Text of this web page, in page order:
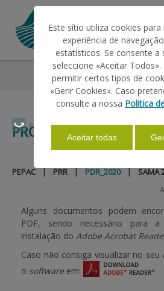
Faça Swipe para ver o menu
AJUDAS/APOIOS
INFORMAÇÕES
ESTATÍSTICAS
PAGAMENTOS
O IFAP Projetos PDR_2020
PROJETOS
PEPAC | PRR | PDR_2020 | SAMA
Alguns documentos podem
PDF, sendo necessário para
instalação do Adobe Acrobat
Caso não consiga visualizar no seu
o softwareem:
Este sítio utiliza cookies
experiência de
estatísticos. Se consente a
seleccione «Aceitar Todos».
permitir certos tipos de
«Gerir Cookies». Caso
consulte a nossa Politica
Aceitar todas